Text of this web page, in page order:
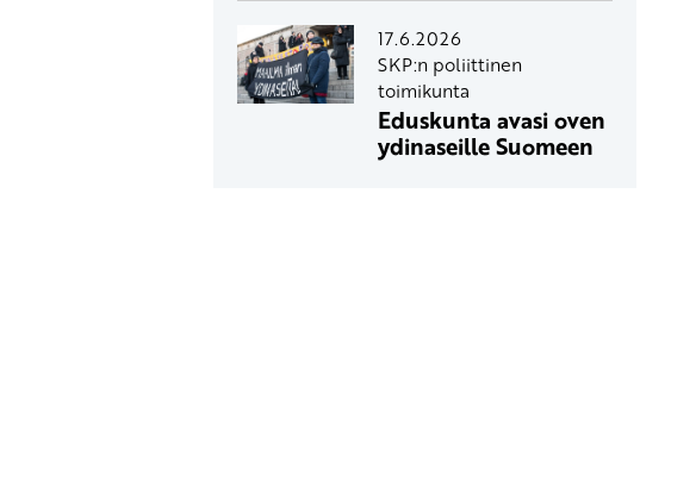
17.6.2026
SKP:n poliittinen
toimikunta
Eduskunta avasi oven
ydinaseille Suomeen